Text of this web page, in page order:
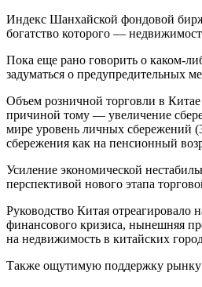
Индекс Шанхайской фондовой
богатство которого —
Пока еще рано говорить о каком-
задуматься о предупредительных
Объем розничной торговли в
причиной тому — увеличение
мире уровень личных сбережений
сбережения как на пенсионный
Усиление экономической
перспективой нового этапа
Руководство Китая
финансового кризиса, нынешняя
на недвижимость в китайских
Также ощутимую поддержку рынку